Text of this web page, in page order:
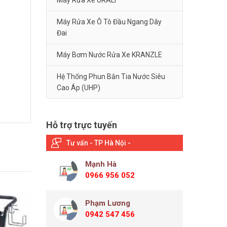
Máy Rửa Xe Ô Tô Đầu Ngang Dây
Đai
Máy Bơm Nước Rửa Xe KRANZLE
Hệ Thống Phun Bắn Tia Nước Siêu
Cao Áp (UHP)
Hỗ trợ trực tuyến
Tư vấn - TP Hà Nội -
Mạnh Hà
0966 956 052
Phạm Lương
0942 547 456